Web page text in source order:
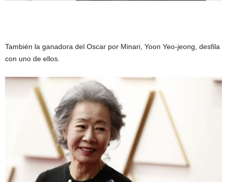
También la ganadora del Oscar por Minari, Yoon Yeo-jeong, desfila
con uno de ellos.